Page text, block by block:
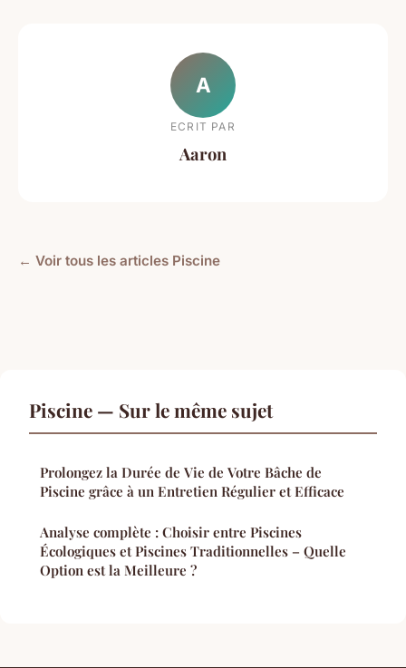
A
ECRIT PAR
Aaron
← Voir tous les articles Piscine
Piscine — Sur le même sujet
Prolongez la Durée de Vie de Votre Bâche de
Piscine grâce à un Entretien Régulier et Efficace
Analyse complète : Choisir entre Piscines
Écologiques et Piscines Traditionnelles – Quelle
Option est la Meilleure ?